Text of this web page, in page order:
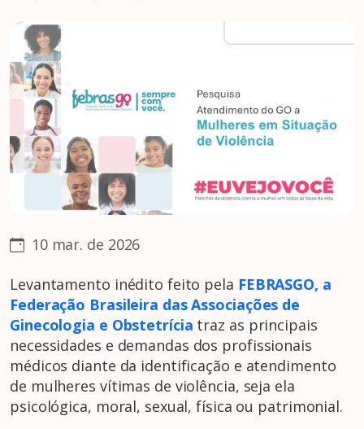
10 mar. de 2026
Levantamento inédito feito pela FEBRASGO, a
Federação Brasileira das Associações de
Ginecologia e Obstetrícia traz as principais
necessidades e demandas dos profissionais
médicos diante da identificação e atendimento
de mulheres vítimas de violência, seja ela
psicológica, moral, sexual, física ou patrimonial.